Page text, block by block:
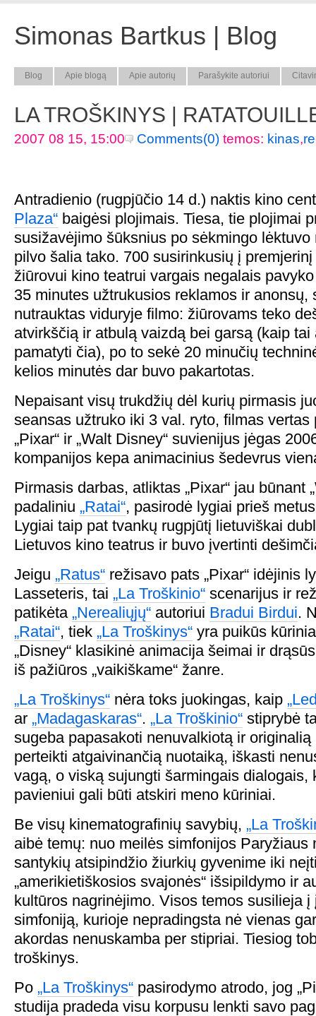
Simonas Bartkus | Blog
Blog Apie blogą Apie autorių Parašykite autoriui
LA TROŠKINYS |
2007 08 15, 15:00 Comments(0) temos: kinas,
Antradienio (rugpjūčio 14 d.) naktis kino
Plaza“ baigėsi plojimais. Tiesa, tie plojimai
susižavėjimo šūksnius po sėkmingo lėktuvo
pilvo šalia tako. 700 susirinkusių į
žiūrovui kino teatrui vargais negalais
35 minutes užtrukusios reklamos ir anonsų,
nutrauktas viduryje filmo: žiūrovams teko
atvirkščią ir atbulą vaizdą bei garsą (kaip tai
pamatyti čia), po to sekė 20 minučių
kelios minutės dar buvo pakartotas.
Nepaisant visų trukdžių dėl kurių pirmasis
seansas užtruko iki 3 val. ryto, filmas vertas
„Pixar“ ir „Walt Disney“ suvienijus jėgas
kompanijos kepa animacinius šedevrus
Pirmasis darbas, atliktas „Pixar“ jau būnant
padaliniu „Ratai“, pasirodė lygiai prieš
Lygiai taip pat tvankų rugpjūtį lietuviškai
Lietuvos kino teatrus ir buvo įvertinti
Jeigu „Ratus“ režisavo pats „Pixar“ idėjinis
Lasseteris, tai „La Troškinio“ scenarijus ir
patikėta „Nerealiųjų“ autoriui Bradui Birdui.
„Ratai“, tiek „La Troškinys“ yra puikūs
„Disney“ klasikinė animacija šeimai ir
iš pažiūros „vaikiškame“ žanre.
„La Troškinys“ nėra toks juokingas, kaip
ar „Madagaskaras“. „La Troškinio“ stiprybė
sugeba papasakoti nenuvalkiotą ir
perteikti atgaivinančią nuotaiką, iškasti
vagą, o viską sujungti šarmingais dialogais,
pavieniui gali būti atskiri meno kūriniai.
Be visų kinematografinių savybių, „La
aibė temų: nuo meilės simfonijos Paryžiaus
santykių atsipindžio žiurkių gyvenime iki
„amerikietiškosios svajonės“ išsipildymo ir
kultūros nagrinėjimo. Visos temos susilieja
simfoniją, kurioje nepradingsta nė vienas
akordas nenuskamba per stipriai. Tiesiog
troškinys.
Po „La Troškinys“ pasirodymo atrodo, jog
studija pradeda visu korpusu lenkti savo